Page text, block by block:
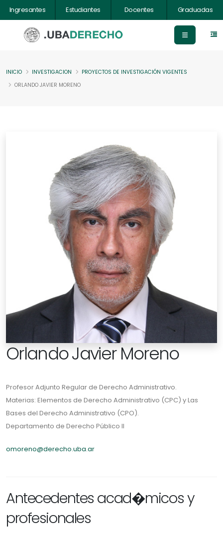
Ingresantes Estudiantes Docentes Graduadas
INICIO INVESTIGACION
PROYECTOS DE INVESTIGACIÓN VIGENTES
ORLANDO JAVIER MORENO
Orlando Javier Moreno
Profesor Adjunto Regular de Derecho Administrativo.
Materias: Elementos de Derecho Administrativo (CPC) y Las
Bases del Derecho Administrativo (CPO).
Departamento de Derecho Público II
omoreno@derecho.uba.ar
Antecedentes acad�micos y
profesionales